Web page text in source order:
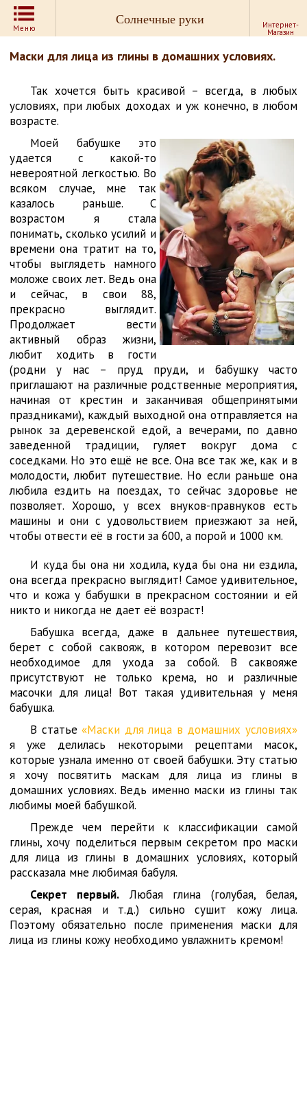
Меню
Солнечные руки Интернет-
Магазин
Маски для лица из глины в домашних условиях.
Так хочется быть красивой – всегда, в любых
условиях, при любых доходах и уж конечно, в любом
возрасте.
Моей бабушке это
удается с какой-то
невероятной легкостью. Во
всяком случае, мне так
казалось раньше. С
возрастом я стала
понимать, сколько усилий и
времени она тратит на то,
чтобы выглядеть намного
моложе своих лет. Ведь она
и сейчас, в свои 88,
прекрасно выглядит.
Продолжает вести
активный образ жизни,
любит ходить в гости
(родни у нас – пруд пруди, и бабушку часто
приглашают на различные родственные мероприятия,
начиная от крестин и заканчивая общепринятыми
праздниками), каждый выходной она отправляется на
рынок за деревенской едой, а вечерами, по давно
заведенной традиции, гуляет вокруг дома с
соседками. Но это ещё не все. Она все так же, как и в
молодости, любит путешествие. Но если раньше она
любила ездить на поездах, то сейчас здоровье не
позволяет. Хорошо, у всех внуков-правнуков есть
машины и они с удовольствием приезжают за ней,
чтобы отвести её в гости за 600, а порой и 1000 км.
И куда бы она ни ходила, куда бы она ни ездила,
она всегда прекрасно выглядит! Самое удивительное,
что и кожа у бабушки в прекрасном состоянии и ей
никто и никогда не дает её возраст!
Бабушка всегда, даже в дальнее путешествия,
берет с собой саквояж, в котором перевозит все
необходимое для ухода за собой. В саквояже
присутствуют не только крема, но и различные
масочки для лица! Вот такая удивительная у меня
бабушка.
В статье«Маски для лица в домашних условиях»
я уже делилась некоторыми рецептами масок,
которые узнала именно от своей бабушки. Эту статью
я хочу посвятить маскам для лица из глины в
домашних условиях. Ведь именно маски из глины так
любимы моей бабушкой.
Прежде чем перейти к классификации самой
глины, хочу поделиться первым секретом про маски
для лица из глины в домашних условиях, который
рассказала мне любимая бабуля.
Секрет первый.Любая глина (голубая, белая,
серая, красная и т.д.) сильно сушит кожу лица.
Поэтому обязательно после применения маски для
лица из глины кожу необходимо увлажнить кремом!